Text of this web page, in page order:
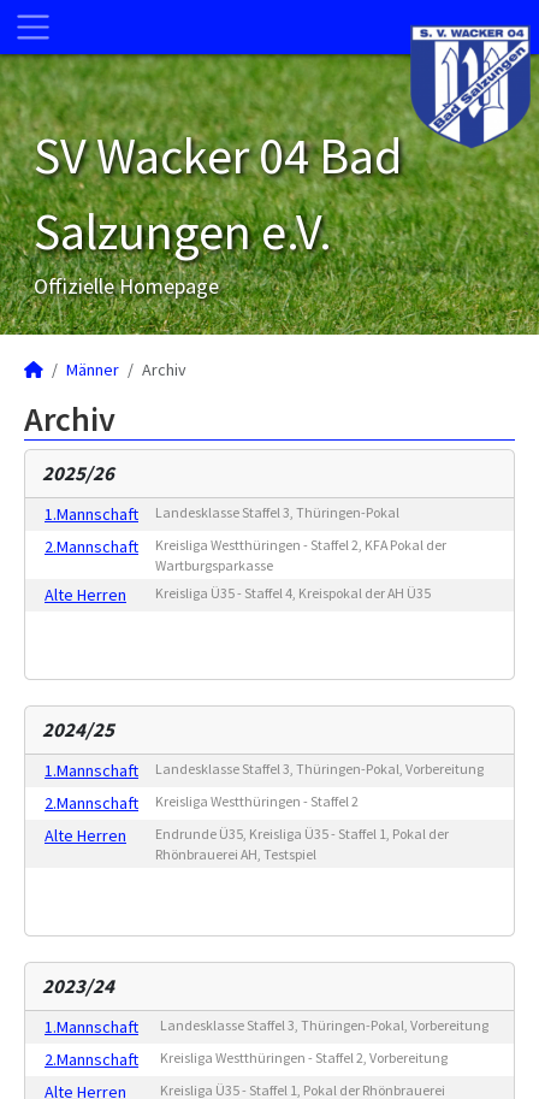
SV Wacker 04 Bad
Salzungen e.V.
Offizielle Homepage
Männer Archiv
Archiv
2025/26
1.Mannschaft Landesklasse Staffel 3, Thüringen-Pokal
2.Mannschaft
Kreisliga Westthüringen - Staffel 2, KFA Pokal der
Wartburgsparkasse
Alte Herren Kreisliga Ü35 - Staffel 4, Kreispokal der AH Ü35
2024/25
1.Mannschaft Landesklasse Staffel 3, Thüringen-Pokal, Vorbereitung
2.Mannschaft Kreisliga Westthüringen - Staffel 2
Alte Herren
Endrunde Ü35, Kreisliga Ü35 - Staffel 1, Pokal der
Rhönbrauerei AH, Testspiel
2023/24
1.Mannschaft Landesklasse Staffel 3, Thüringen-Pokal, Vorbereitung
2.Mannschaft Kreisliga Westthüringen - Staffel 2, Vorbereitung
Alte Herren Kreisliga Ü35 - Staffel 1, Pokal der Rhönbrauerei